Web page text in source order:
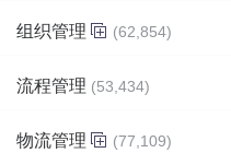
组织管理 (62,854)
流程管理 (53,434)
物流管理 (77,109)